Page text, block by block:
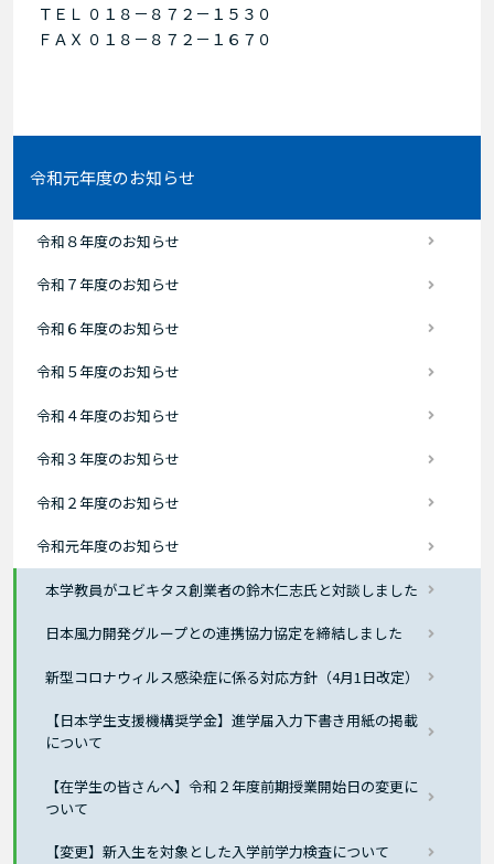
ＴＥＬ ０１８－８７２－１５３０
ＦＡＸ ０１８－８７２－１６７０
令和元年度のお知らせ
令和８年度のお知らせ
令和７年度のお知らせ
令和６年度のお知らせ
令和５年度のお知らせ
令和４年度のお知らせ
令和３年度のお知らせ
令和２年度のお知らせ
令和元年度のお知らせ
本学教員がユビキタス創業者の鈴木仁志氏と対談しました
日本風力開発グループとの連携協力協定を締結しました
新型コロナウィルス感染症に係る対応方針（4月1日改定）
【日本学生支援機構奨学金】進学届入力下書き用紙の掲載
について
【在学生の皆さんへ】令和２年度前期授業開始日の変更に
ついて
【変更】新入生を対象とした入学前学力検査について